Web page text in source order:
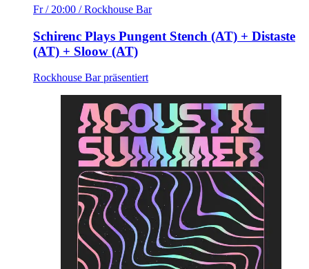
Fr / 20:00 / Rockhouse Bar
Schirenc Plays Pungent Stench (AT) + Distaste
(AT) + Sloow (AT)
Rockhouse Bar präsentiert